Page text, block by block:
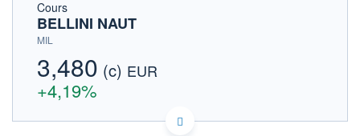
Cours
BELLINI NAUT
MIL
3,480 (c) EUR
+4,19%
IT0005497042 BELL